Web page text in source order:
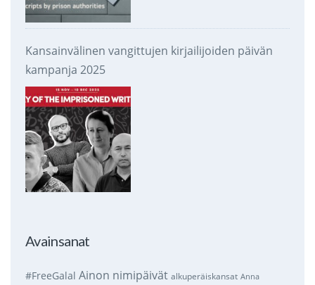
Kansainvälinen vangittujen kirjailijoiden päivän
kampanja 2025
Avainsanat
#FreeGalal Ainon nimipäivät alkuperäiskansat Anna